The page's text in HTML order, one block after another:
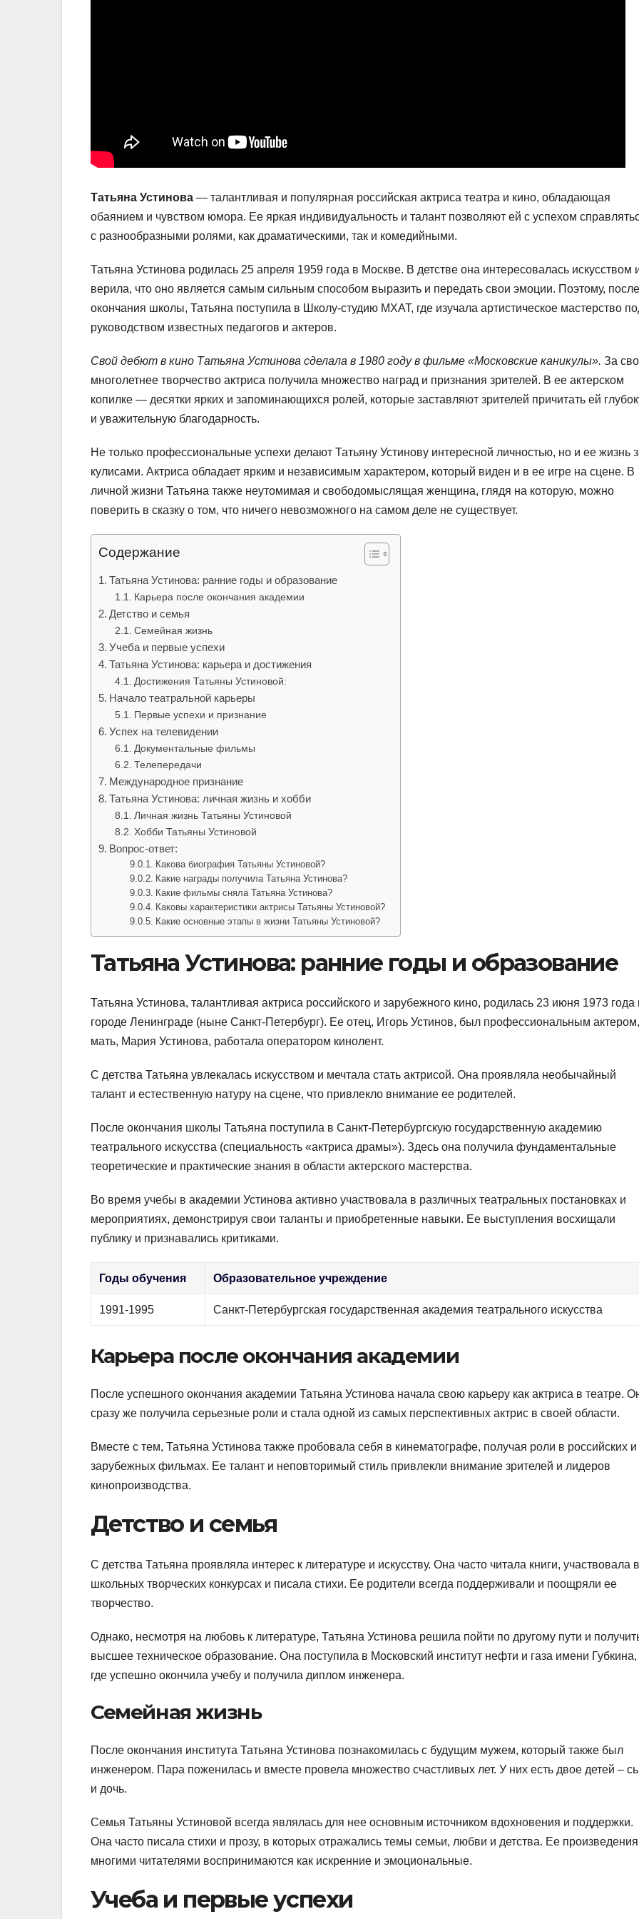
Татьяна Устинова — талантливая и популярная российская актриса театра и кино, обладающая
обаянием и чувством юмора. Ее яркая индивидуальность и талант позволяют ей с успехом
с разнообразными ролями, как драматическими, так и комедийными.
Татьяна Устинова родилась 25 апреля 1959 года в Москве. В детстве она интересовалась искусством
верила, что оно является самым сильным способом выразить и передать свои эмоции. Поэтому, после
окончания школы, Татьяна поступила в Школу-студию МХАТ, где изучала артистическое мастерство
руководством известных педагогов и актеров.
Свой дебют в кино Татьяна Устинова сделала в 1980 году в фильме «Московские каникулы». За
многолетнее творчество актриса получила множество наград и признания зрителей. В ее актерском
копилке — десятки ярких и запоминающихся ролей, которые заставляют зрителей причитать ей
и уважительную благодарность.
Не только профессиональные успехи делают Татьяну Устинову интересной личностью, но и ее жизнь
кулисами. Актриса обладает ярким и независимым характером, который виден и в ее игре на сцене. В
личной жизни Татьяна также неутомимая и свободомыслящая женщина, глядя на которую, можно
поверить в сказку о том, что ничего невозможного на самом деле не существует.
Содержание
Татьяна Устинова: ранние годы и образование
Карьера после окончания академии
Детство и семья
Семейная жизнь
Учеба и первые успехи
Татьяна Устинова: карьера и достижения
Достижения Татьяны Устиновой:
Начало театральной карьеры
Первые успехи и признание
Успех на телевидении
Документальные фильмы
Телепередачи
Международное признание
Татьяна Устинова: личная жизнь и хобби
Личная жизнь Татьяны Устиновой
Хобби Татьяны Устиновой
Вопрос-ответ:
Какова биография Татьяны Устиновой?
Какие награды получила Татьяна Устинова?
Какие фильмы сняла Татьяна Устинова?
Каковы характеристики актрисы Татьяны Устиновой?
Какие основные этапы в жизни Татьяны Устиновой?
Татьяна Устинова: ранние годы и образование
Татьяна Устинова, талантливая актриса российского и зарубежного кино, родилась 23 июня 1973 года
городе Ленинграде (ныне Санкт-Петербург). Ее отец, Игорь Устинов, был профессиональным
мать, Мария Устинова, работала оператором кинолент.
С детства Татьяна увлекалась искусством и мечтала стать актрисой. Она проявляла необычайный
талант и естественную натуру на сцене, что привлекло внимание ее родителей.
После окончания школы Татьяна поступила в Санкт-Петербургскую государственную академию
театрального искусства (специальность «актриса драмы»). Здесь она получила фундаментальные
теоретические и практические знания в области актерского мастерства.
Во время учебы в академии Устинова активно участвовала в различных театральных постановках и
мероприятиях, демонстрируя свои таланты и приобретенные навыки. Ее выступления восхищали
публику и признавались критиками.
Годы обучения Образовательное учреждение
1991-1995 Санкт-Петербургская государственная академия театрального искусства
Карьера после окончания академии
После успешного окончания академии Татьяна Устинова начала свою карьеру как актриса в театре.
сразу же получила серьезные роли и стала одной из самых перспективных актрис в своей области.
Вместе с тем, Татьяна Устинова также пробовала себя в кинематографе, получая роли в российских и
зарубежных фильмах. Ее талант и неповторимый стиль привлекли внимание зрителей и лидеров
кинопроизводства.
Детство и семья
С детства Татьяна проявляла интерес к литературе и искусству. Она часто читала книги, участвовала в
школьных творческих конкурсах и писала стихи. Ее родители всегда поддерживали и поощряли ее
творчество.
Однако, несмотря на любовь к литературе, Татьяна Устинова решила пойти по другому пути и
высшее техническое образование. Она поступила в Московский институт нефти и газа имени Губкина,
где успешно окончила учебу и получила диплом инженера.
Семейная жизнь
После окончания института Татьяна Устинова познакомилась с будущим мужем, который также был
инженером. Пара поженилась и вместе провела множество счастливых лет. У них есть двое детей –
и дочь.
Семья Татьяны Устиновой всегда являлась для нее основным источником вдохновения и поддержки.
Она часто писала стихи и прозу, в которых отражались темы семьи, любви и детства. Ее произведения
многими читателями воспринимаются как искренние и эмоциональные.
Учеба и первые успехи